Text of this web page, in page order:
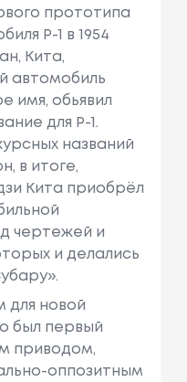
прототипа
Р-1 в 1954
Кита,
автомобиль
имя, обьявил
для P-1.
названий
в итоге,
Кита приобрёл
чертежей и
и делались
для новой
был первый
приводом,
оппозитным